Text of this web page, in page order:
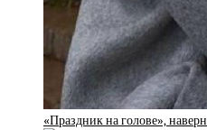
«Праздник на голове»,